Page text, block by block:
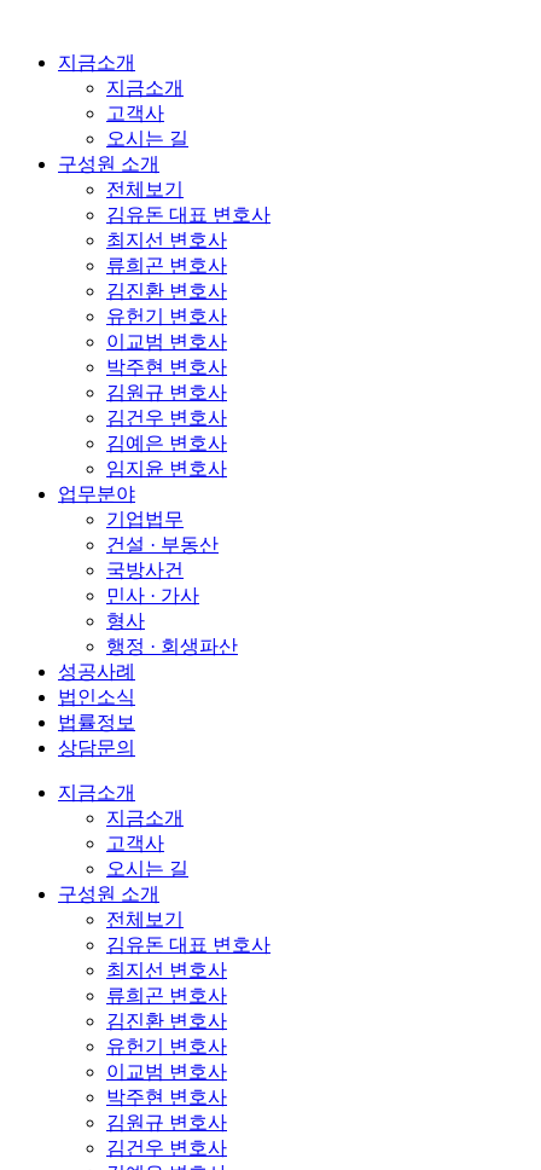
지금소개
지금소개
고객사
오시는 길
구성원 소개
전체보기
김유돈 대표 변호사
최지선 변호사
류희곤 변호사
김진환 변호사
유헌기 변호사
이교범 변호사
박주현 변호사
김원규 변호사
김건우 변호사
김예은 변호사
임지윤 변호사
업무분야
기업법무
건설 · 부동산
국방사건
민사 · 가사
형사
행정 · 회생파산
성공사례
법인소식
법률정보
상담문의
지금소개
지금소개
고객사
오시는 길
구성원 소개
전체보기
김유돈 대표 변호사
최지선 변호사
류희곤 변호사
김진환 변호사
유헌기 변호사
이교범 변호사
박주현 변호사
김원규 변호사
김건우 변호사